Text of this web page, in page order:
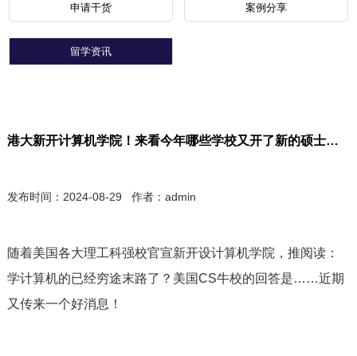
申请干货 案例分享
留学资讯
港大新开计算机学院！来看今年哪些学校又开了新的硕士项目？
发布时间：2024-08-29 作者：admin
随着美国各大理工科强校官宣新开设计算机学院，推阅读：
学计算机的已经穷途末路了？美国CS牛校的回答是……近期
又传来一个好消息！